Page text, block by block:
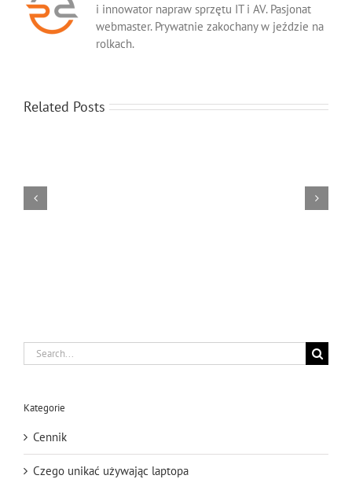
i innowator napraw sprzętu IT i AV. Pasjonat
webmaster. Prywatnie zakochany w jeździe na
rolkach.
Related Posts
Search
for:
Kategorie
Cennik
Czego unikać używając laptopa